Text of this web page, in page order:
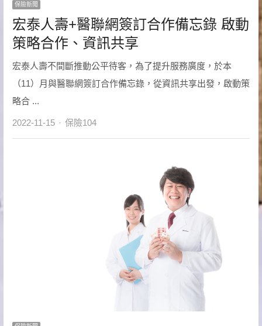
保險新聞
宏泰人壽+醫聯網簽訂合作備忘錄 啟動
策略合作、資訊共享
宏泰人壽不間斷推動公平待客，為了提升服務廣度，於本
（11）月與醫聯網簽訂合作備忘錄，從資訊共享出發，啟動策
略合 ...
2022-11-15 Author
保險104